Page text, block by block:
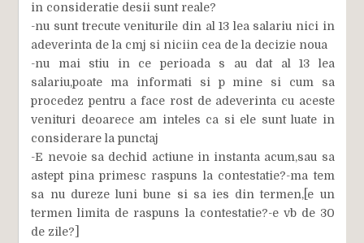
in consideratie desii sunt reale?
-nu sunt trecute veniturile din al 13 lea salariu nici in
adeverinta de la cmj si niciin cea de la decizie noua
-nu mai stiu in ce perioada s au dat al 13 lea
salariu,poate ma informati si p mine si cum sa
procedez pentru a face rost de adeverinta cu aceste
venituri deoarece am inteles ca si ele sunt luate in
considerare la punctaj
-E nevoie sa dechid actiune in instanta acum,sau sa
astept pina primesc raspuns la contestatie?-ma tem
sa nu dureze luni bune si sa ies din termen,[e un
termen limita de raspuns la contestatie?-e vb de 30
de zile?]